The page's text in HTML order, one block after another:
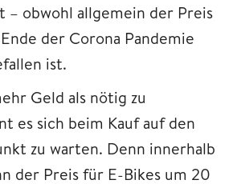
– obwohl allgemein der Preis
der Corona Pandemie
ist.
Geld als nötig zu
es sich beim Kauf auf den
zu warten. Denn innerhalb
der Preis für E-Bikes um 20